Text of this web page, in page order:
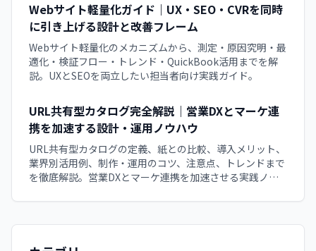
Webサイト軽量化ガイド｜UX・SEO・CVRを同時
に引き上げる設計と改善フレーム
Webサイト軽量化のメカニズムから、測定・原因究明・最
適化・検証フロー・トレンド・QuickBook活用までを解
説。UXとSEOを両立したい担当者向け実践ガイド。
URL共有型カタログ完全解説｜営業DXとマーケ連
携を加速する設計・運用ノウハウ
URL共有型カタログの定義、紙との比較、導入メリット、
業界別活用例、制作・運用のコツ、注意点、トレンドまで
を徹底解説。営業DXとマーケ連携を加速させる実践ノウ